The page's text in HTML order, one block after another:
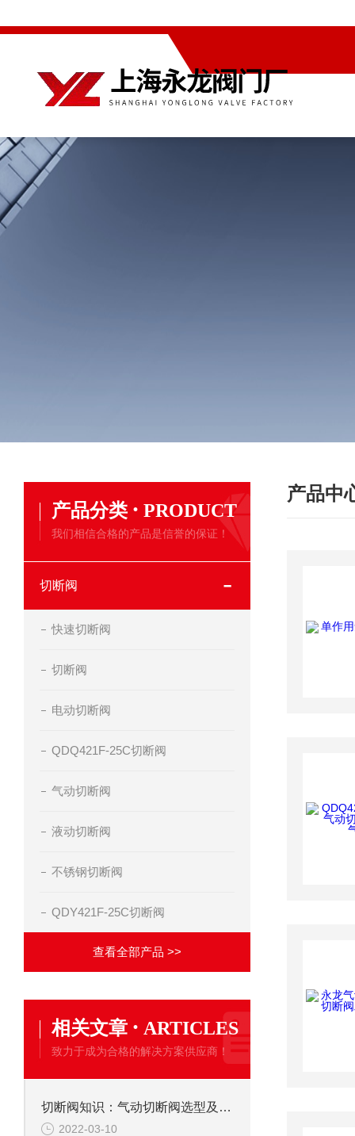
产品分类 · PRODUCT
我们相信合格的产品是信誉的保证！
切断阀
快速切断阀
切断阀
电动切断阀
QDQ421F-25C切断阀
气动切断阀
液动切断阀
不锈钢切断阀
QDY421F-25C切断阀
查看全部产品 >>
相关文章 · ARTICLES
致力于成为合格的解决方案供应商！
切断阀知识：气动切断阀选型及配件种类
2022-03-10
产品中